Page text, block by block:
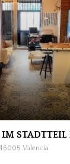
STADTTEIL
Valencia